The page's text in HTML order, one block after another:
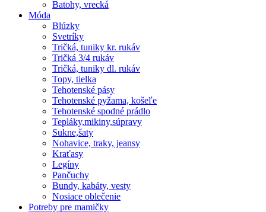
Batohy, vrecká
Móda
Blúzky
Svetríky
Tričká, tuniky kr. rukáv
Tričká 3/4 rukáv
Tričká, tuniky dl. rukáv
Topy, tielka
Tehotenské pásy
Tehotenské pyžama, košeľe
Tehotenské spodné prádlo
Tepláky,mikiny,súpravy
Sukne,šaty
Nohavice, traky, jeansy
Kraťasy
Legíny
Pančuchy
Bundy, kabáty, vesty
Nosiace oblečenie
Potreby pre mamičky